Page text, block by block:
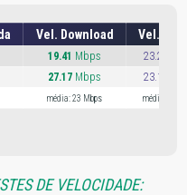
Vel. Download Vel.
19.41 Mbps
23.29
27.17 Mbps 23.10
média: 23 Mbps média: 23
DE VELOCIDADE: